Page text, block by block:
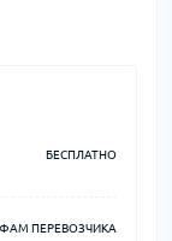
БЕСПЛАТНО
ПЕРЕВОЗЧИКА